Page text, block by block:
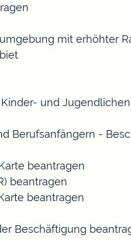
mit erhöhter
und
Berufsanfängern -
beantragen
beantragen
beantragen
Beschäftigung